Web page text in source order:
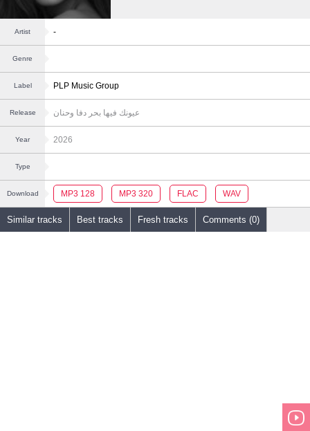
Artist -
Genre
Label PLP Music Group
Release عيونك فيها بحر دفا وحنان
Year 2026
Type
Download MP3 128 MP3 320 FLAC WAV
Similar tracks Best tracks Fresh tracks Comments (0)